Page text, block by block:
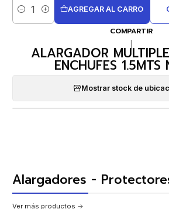
Cantidad
AGREGAR AL CARRO
COMPARTIR
ALARGADOR
ENCHUFES 1.5MTS
Mostrar stock de
Alargadores -
Ver más productos